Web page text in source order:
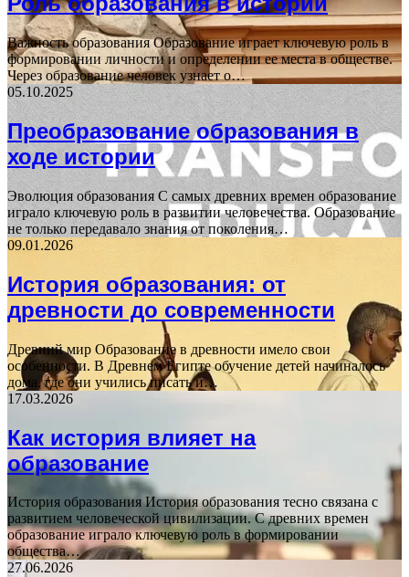
Важность образования Образование играет ключевую роль в
формировании личности и определении ее места в обществе.
Через образование человек узнает о…
05.10.2025
Преобразование образования в
ходе истории
Эволюция образования С самых древних времен образование
играло ключевую роль в развитии человечества. Образование
не только передавало знания от поколения…
09.01.2026
История образования: от
древности до современности
Древний мир Образование в древности имело свои
особенности. В Древнем Египте обучение детей начиналось
дома, где они учились писать и…
17.03.2026
Как история влияет на
образование
История образования История образования тесно связана с
развитием человеческой цивилизации. С древних времен
образование играло ключевую роль в формировании
общества…
27.06.2026